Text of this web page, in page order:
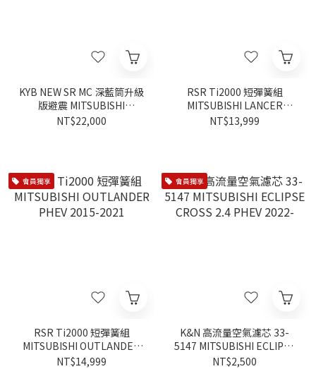
KYB NEW SR MC 深藍筒升級
版避震 MITSUBISHI
ECLIPSE CROSS 1.5T
NT$22,000
RSR Ti2000 短彈簧組
MITSUBISHI LANCER
SPORTBACK 2014-
NT$13,999
會員獨享
RSR Ti2000 短彈簧組
MITSUBISHI OUTLANDER
PHEV 2015-2021
NT$14,999
會員獨享
K&N 高流量空氣濾芯 33-
5147 MITSUBISHI ECLIPSE
CROSS 2.4 PHEV 2022-
NT$2,500